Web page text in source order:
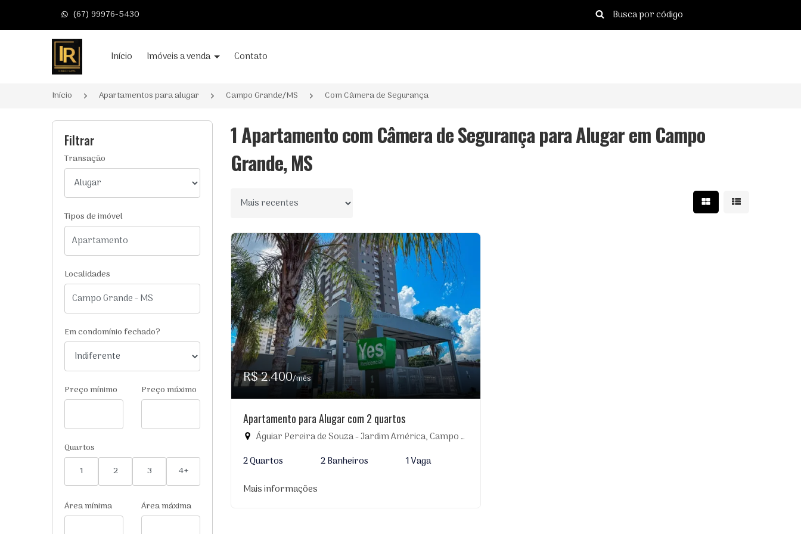
(67) 99976-5430
Página inicialInício Imóveis a venda Contato
Início Apartamentos para alugar Campo Grande/MS Com Câmera de Segurança
Filtrar
Transação
Tipos de imóvel
Localidades
Em condomínio fechado?
Preço mínimo Preço máximo
Quartos
1
2 3 4+
Área mínima Área máxima
1 Apartamento com Câmera de Segurança para Alugar em Campo
Grande, MS
Ordenar por Mostrar resultados
Mostrar
R$ 2.400/mês
Apartamento para Alugar com 2 quartos
Águiar Pereira de Souza - Jardim América, Campo Grande-MS
2 Quartos
2 Banheiros
1 Vaga
Mais informações